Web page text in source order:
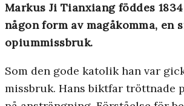
Markus Ji Tianxiang föddes
någon form av magåkomma,
opiummissbruk.
Som den gode katolik han var
missbruk. Hans biktfar tröttnade